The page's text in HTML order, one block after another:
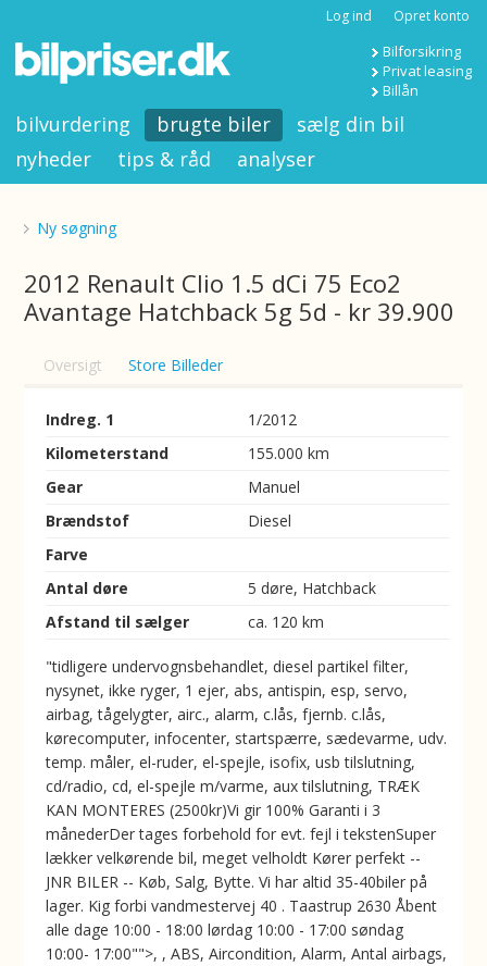
Log ind Opret konto
Bilforsikring
Privat leasing
Billån
bilvurdering brugte biler
sælg din bil
nyheder
tips & råd analyser
Ny søgning
2012 Renault Clio 1.5 dCi 75 Eco2
Avantage Hatchback 5g 5d - kr 39.900
Oversigt Store Billeder
Indreg. 1
1/2012
Kilometerstand
155.000 km
Gear
Manuel
Brændstof
Diesel
Farve
Antal døre
5 døre, Hatchback
Afstand til sælger
ca. 120 km
"tidligere undervognsbehandlet, diesel partikel filter,
nysynet, ikke ryger, 1 ejer, abs, antispin, esp, servo,
airbag, tågelygter, airc., alarm, c.lås, fjernb. c.lås,
kørecomputer, infocenter, startspærre, sædevarme, udv.
temp. måler, el-ruder, el-spejle, isofix, usb tilslutning,
cd/radio, cd, el-spejle m/varme, aux tilslutning, TRÆK
KAN MONTERES (2500kr)Vi gir 100% Garanti i 3
månederDer tages forbehold for evt. fejl i tekstenSuper
lækker velkørende bil, meget velholdt Kører perfekt --
JNR BILER -- Køb, Salg, Bytte. Vi har altid 35-40biler på
lager. Kig forbi vandmestervej 40 . Taastrup 2630 Åbent
alle dage 10:00 - 18:00 lørdag 10:00 - 17:00 søndag
10:00- 17:00"">, , ABS, Aircondition, Alarm, Antal airbags,